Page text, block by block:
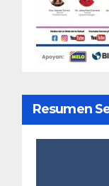
Resumen